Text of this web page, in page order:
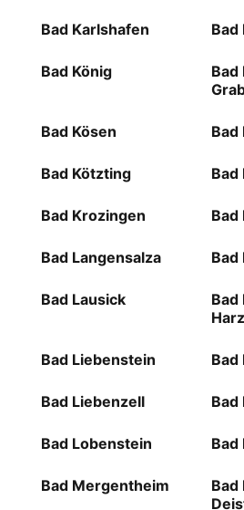
Bad Karlshafen Bad
Bad König
Bad
Bad Kösen Bad
Bad Kötzting Bad
Bad Krozingen Bad
Bad Langensalza Bad
Bad Lausick
Bad
Harz
Bad Liebenstein Bad
Bad Liebenzell Bad
Bad Lobenstein
Bad Mergentheim
Bad